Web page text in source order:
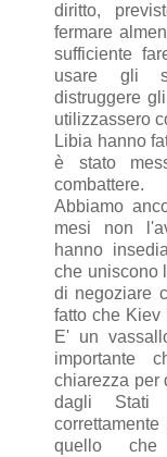
diritto,
fermare
sufficiente
usare gli
distruggere
utilizzassero
Libia hanno
è stato
combattere.
Abbiamo
mesi non
hanno
che uniscono
di negoziare
fatto che Kiev
E' un
importante
chiarezza per
dagli Stati
quello che